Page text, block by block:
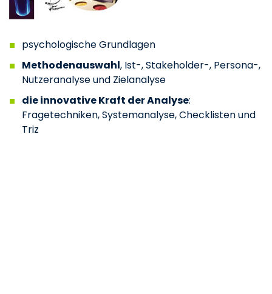
psychologische Grundlagen
Methodenauswahl, Ist-, Stakeholder-, Persona-,
Nutzeranalyse und Zielanalyse
die innovative Kraft der Analyse:
Fragetechniken, Systemanalyse, Checklisten und
Triz